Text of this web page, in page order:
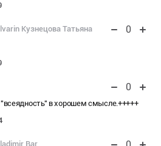
Кузнецова Татьяна 0
0
в хорошем смысле.+++++
Bar